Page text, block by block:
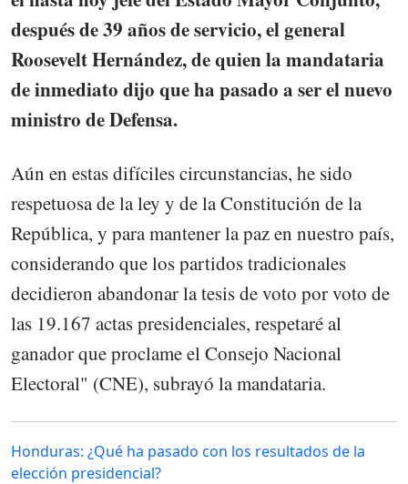
después de 39 años de servicio, el general
Roosevelt Hernández, de quien la mandataria
de inmediato dijo que ha pasado a ser el nuevo
ministro de Defensa.
Aún en estas difíciles circunstancias, he sido
respetuosa de la ley y de la Constitución de la
República, y para mantener la paz en nuestro país,
considerando que los partidos tradicionales
decidieron abandonar la tesis de voto por voto de
las 19.167 actas presidenciales, respetaré al
ganador que proclame el Consejo Nacional
Electoral" (CNE), subrayó la mandataria.
Honduras: ¿Qué ha pasado con los resultados de la
elección presidencial?